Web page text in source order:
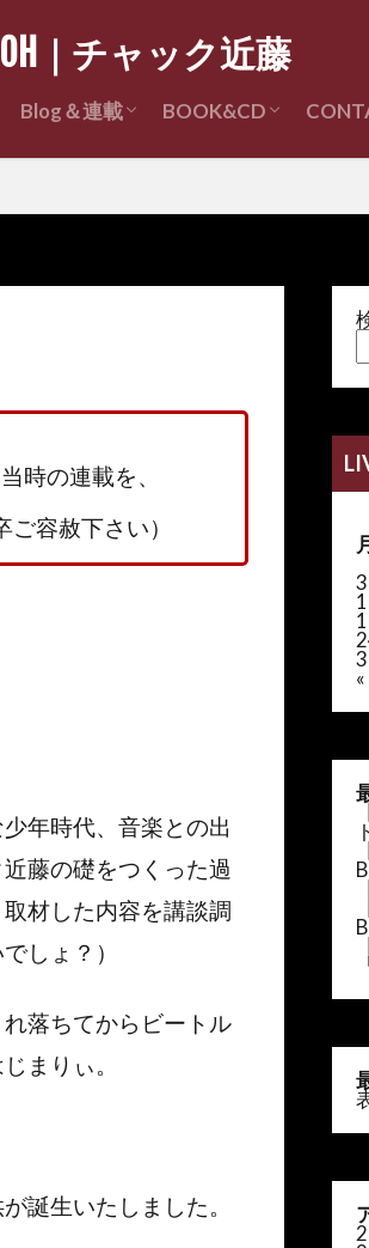
｜チャック近藤
Blog＆連載 BOOK&CD
時の連載を、
容赦下さい）
年時代、音楽との出
藤の礎をつくった過
材した内容を講談調
しょ？）
落ちてからビートル
まりぃ。
誕生いたしました。
3